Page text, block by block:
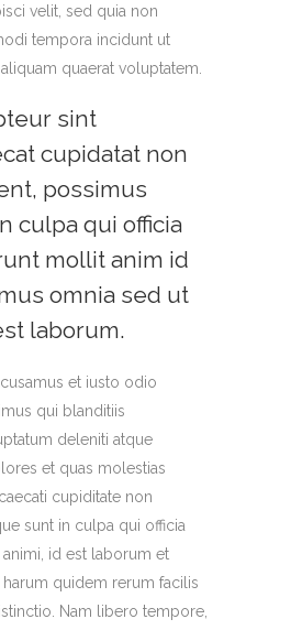
velit, sed quia non
tempora incidunt ut
quaerat voluptatem.
sint
cupidatat non
possimus
culpa qui officia
mollit anim id
omnia sed ut
laborum.
et iusto odio
qui blanditiis
deleniti atque
et quas molestias
cupiditate non
sunt in culpa qui officia
id est laborum et
quidem rerum facilis
Nam libero tempore,